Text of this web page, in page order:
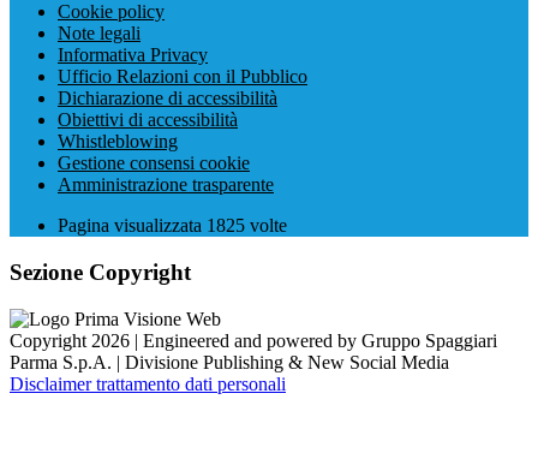
Cookie policy
Note legali
Informativa Privacy
Ufficio Relazioni con il Pubblico
Dichiarazione di accessibilità
Obiettivi di accessibilità
Whistleblowing
Gestione consensi cookie
Amministrazione trasparente
Pagina visualizzata 1825 volte
Sezione Copyright
Copyright 2026 | Engineered and powered by Gruppo Spaggiari
Parma S.p.A. | Divisione Publishing & New Social Media
Disclaimer trattamento dati personali